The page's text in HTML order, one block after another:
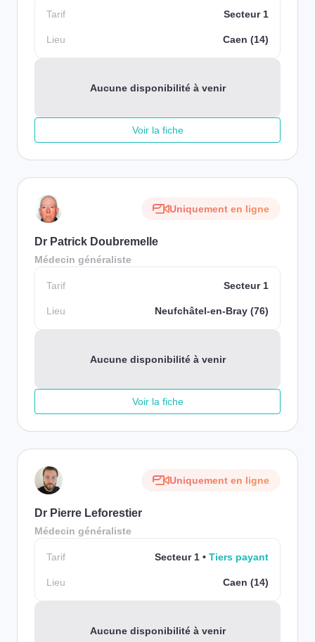
Tarif Secteur 1
Lieu Caen (14)
Aucune disponibilité à venir
Voir la fiche
Uniquement en ligne
Dr Patrick Doubremelle
Médecin généraliste
Tarif Secteur 1
Lieu Neufchâtel-en-Bray (76)
Aucune disponibilité à venir
Voir la fiche
Uniquement en ligne
Dr Pierre Leforestier
Médecin généraliste
Tarif Secteur 1 Tiers payant
Lieu Caen (14)
Aucune disponibilité à venir